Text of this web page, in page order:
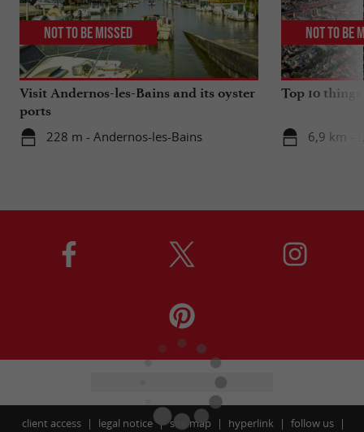
Visit Andernos-les-Bains and its oyster
ports
228 m - Andernos-les-Bains
Not to be missed
Top 10
6,9 km -
Not to be
client access legal notice site map hyperlink follow us